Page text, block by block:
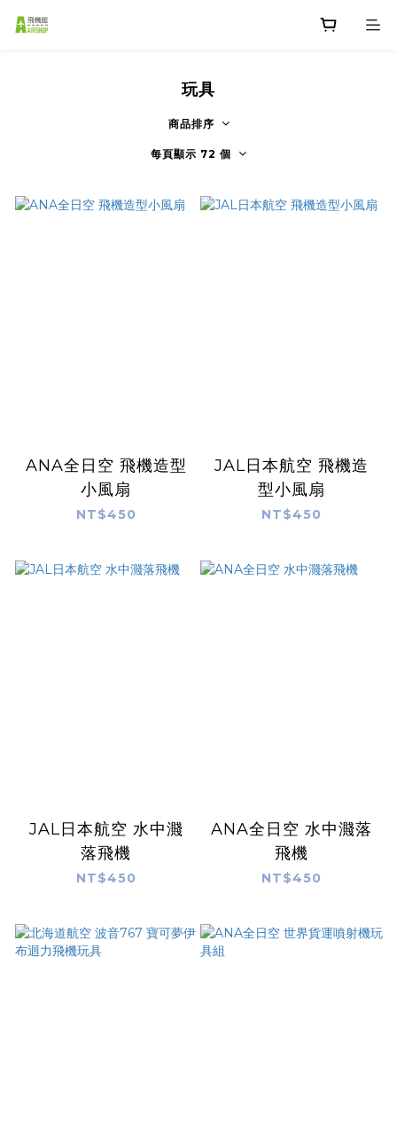
玩具
商品排序
每頁顯示 72 個
ANA全日空 飛機造型
小風扇
NT$450
JAL日本航空 飛機造
型小風扇
NT$450
JAL日本航空 水中濺
落飛機
NT$450
ANA全日空 水中濺落
飛機
NT$450